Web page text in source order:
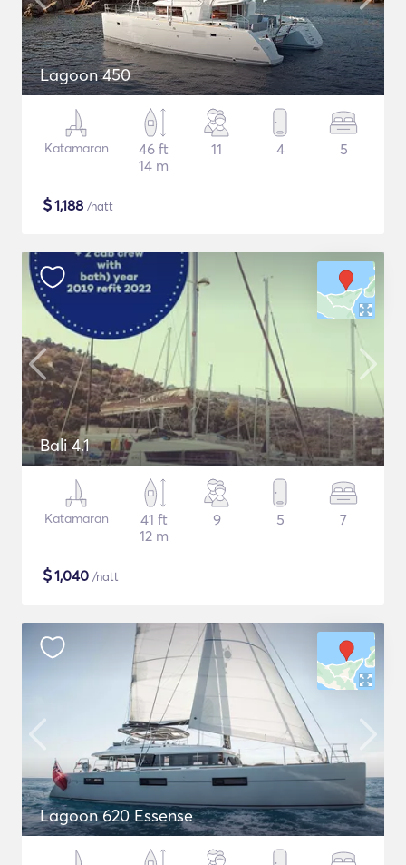
Lagoon 450
Katamaran
46 ft
14 m
11 4 5
$1,188 /natt
Bali 4.1
Katamaran
41 ft
12 m
9 5 7
$1,040 /natt
Lagoon 620 Essense